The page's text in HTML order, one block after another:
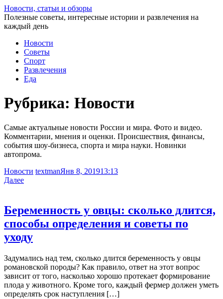
Перейти
к
статье
Новости, статьи и обзоры
Полезные советы, интересные истории и развлечения на
каждый день
Новости
Советы
Спорт
Развлечения
Еда
Рубрика: Новости
Самые актуальные новости России и мира. Фото и видео.
Комментарии, мнения и оценки. Происшествия, финансы,
события шоу-бизнеса, спорта и мира науки. Новинки
автопрома.
Новости textmanЯнв 8, 201913:13
Далее
Беременность у овцы: сколько длится,
способы определения и советы по
уходу
Задумались над тем, сколько длится беременность у овцы
романовской породы? Как правило, ответ на этот вопрос
зависит от того, насколько хорошо протекает формирование
плода у животного. Кроме того, каждый фермер должен уметь
определять срок наступления […]